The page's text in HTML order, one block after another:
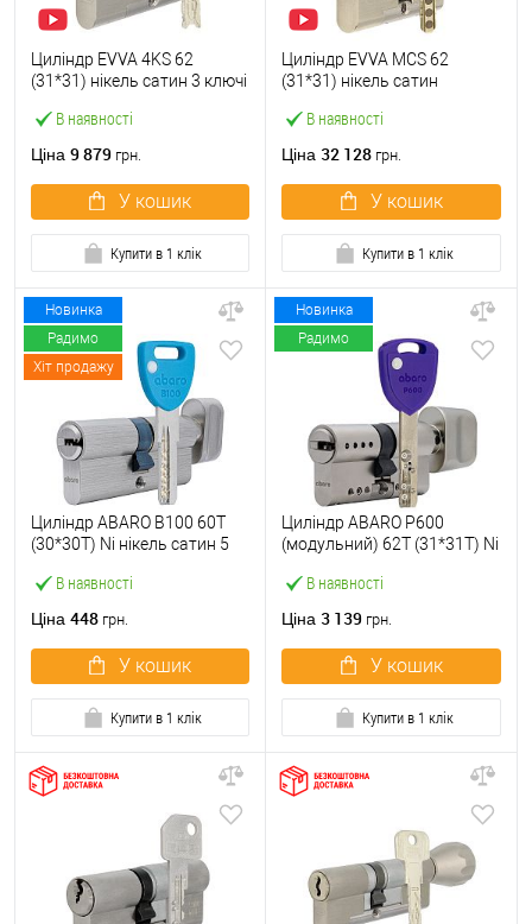
В наявності
Циліндр EVVA 4KS 62
(31*31) нікель сатин 3 ключі
Ціна 9 879 грн.
У кошик
Купити в 1 клік
В наявності
Циліндр EVVA MCS 62
(31*31) нікель сатин
Ціна 32 128 грн.
У кошик
Купити в 1 клік
Новинка
Радимо
Хіт продажу
В наявності
Циліндр ABARO B100 60T
(30*30T) Ni нікель сатин 5
Ціна 448 грн.
У кошик
Купити в 1 клік
Новинка
Радимо
В наявності
Циліндр ABARO P600
(модульний) 62T (31*31T) Ni
Ціна 3 139 грн.
У кошик
Купити в 1 клік